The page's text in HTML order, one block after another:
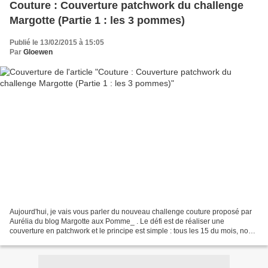
Couture : Couverture patchwork du challenge
Margotte (Partie 1 : les 3 pommes)
Publié le 13/02/2015 à 15:05
Par Gloewen
Aujourd'hui, je vais vous parler du nouveau challenge couture proposé par
Aurélia du blog Margotte aux Pomme_ . Le défi est de réaliser une
couverture en patchwork et le principe est simple : tous les 15 du mois, nous